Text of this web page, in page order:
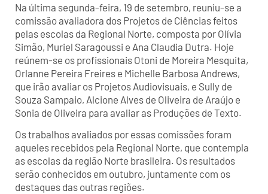
Na última segunda-feira, 19 de setembro, reuniu-se a
comissão avaliadora dos Projetos de Ciências feitos
pelas escolas da Regional Norte, composta por Olívia
Simão, Muriel Saragoussi e Ana Claudia Dutra. Hoje
reúnem-se os profissionais Otoni de Moreira Mesquita,
Orlanne Pereira Freires e Michelle Barbosa Andrews,
que irão avaliar os Projetos Audiovisuais, e Sully de
Souza Sampaio, Alcione Alves de Oliveira de Araújo e
Sonia de Oliveira para avaliar as Produções de Texto.
Os trabalhos avaliados por essas comissões foram
aqueles recebidos pela Regional Norte, que contempla
as escolas da região Norte brasileira. Os resultados
serão conhecidos em outubro, juntamente com os
destaques das outras regiões.